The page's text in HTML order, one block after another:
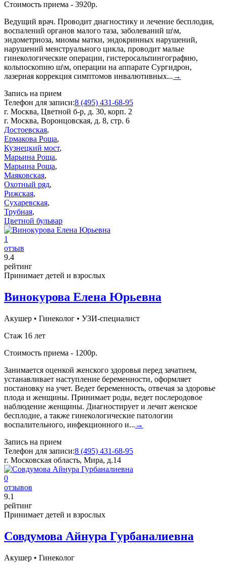
Стоимость приема - 3920р.
Ведущий врач. Проводит диагностику и лечение бесплодия,
воспалений органов малого таза, заболеваний ш\м,
эндометриоза, миомы матки, эндокринных нарушений,
нарушений менструального цикла, проводит малые
гинекологические операции, гистеросальпингографию,
кольпоскопию ш\м, операции на аппарате Сургидрон,
лазерная коррекция симптомов инвалютивных... →
Запись на прием
Телефон для записи:8 (495) 431-68-95
г. Москва, Цветной б-р, д. 30, корп. 2
г. Москва, Воронцовская, д. 8, стр. 6
Достоевская,
Ермакова Роща,
Кузнецкий мост,
Марьина Роща,
Марьина Роща,
Маяковская,
Охотный ряд,
Рижская,
Сухаревская,
Трубная,
Цветной бульвар
1
отзыв
9.4
рейтинг
Принимает детей и взрослых
Винокурова Елена Юрьевна
Акушер • Гинеколог • УЗИ-специалист
Стаж 16 лет
Стоимость приема - 1200р.
Занимается оценкой женского здоровья перед зачатием,
устанавливает наступление беременности, оформляет
постановку на учет. Ведет беременность, отвечая за здоровье
плода и женщины. Принимает роды, ведет послеродовое
наблюдение женщины. Диагностирует и лечит женское
бесплодие, а также гинекологические патологии
воспалительного, инфекционного и... →
Запись на прием
Телефон для записи:8 (495) 431-68-95
г. Московская область, Мира, д.14
0
отзывов
9.1
рейтинг
Принимает детей и взрослых
Совдумова Айнура Гурбаналиевна
Акушер • Гинеколог